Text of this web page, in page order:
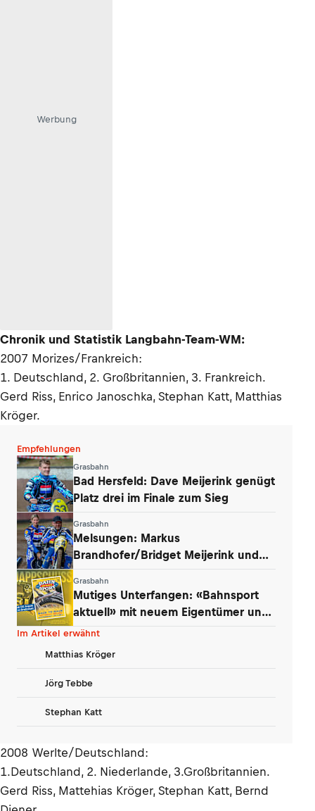
Werbung
Chronik und Statistik Langbahn-Team-WM:
2007 Morizes/Frankreich:
1. Deutschland, 2. Großbritannien, 3. Frankreich.
Gerd Riss, Enrico Janoschka, Stephan Katt, Matthias
Kröger.
Empfehlungen
Grasbahn
Bad Hersfeld: Dave Meijerink genügt
Platz drei im Finale zum Sieg
Grasbahn
Melsungen: Markus
Brandhofer/Bridget Meijerink und
Grasbahn
Mutiges Unterfangen: «Bahnsport
aktuell» mit neuem Eigentümer und
Konzept
Im Artikel erwähnt
Matthias Kröger
Jörg Tebbe
Stephan Katt
2008 Werlte/Deutschland:
1.Deutschland, 2. Niederlande, 3.Großbritannien.
Gerd Riss, Mattehias Kröger, Stephan Katt, Bernd